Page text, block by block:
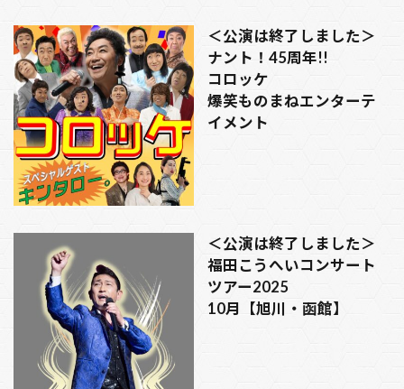
＜公演は終了しました＞
ナント！45周年!!
コロッケ
爆笑ものまねエンターテ
イメント
＜公演は終了しました＞
福田こうへいコンサート
ツアー2025
10月【旭川・函館】